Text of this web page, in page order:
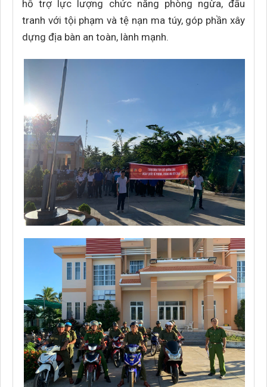
hỗ trợ lực lượng chức năng phòng ngừa, đấu
tranh với tội phạm và tệ nạn ma túy, góp phần xây
dựng địa bàn an toàn, lành mạnh.